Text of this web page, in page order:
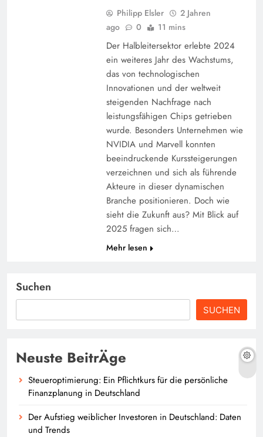
Philipp Elsler
2 Jahren
ago
0 11 mins
Der Halbleitersektor erlebte 2024
ein weiteres Jahr des Wachstums,
das von technologischen
Innovationen und der weltweit
steigenden Nachfrage nach
leistungsfähigen Chips getrieben
wurde. Besonders Unternehmen wie
NVIDIA und Marvell konnten
beeindruckende Kurssteigerungen
verzeichnen und sich als führende
Akteure in dieser dynamischen
Branche positionieren. Doch wie
sieht die Zukunft aus? Mit Blick auf
2025 fragen sich…
Mehr lesen
Suchen
SUCHEN
Neuste BeitrÄge
Steueroptimierung: Ein Pflichtkurs für die persönliche
Finanzplanung in Deutschland
Der Aufstieg weiblicher Investoren in Deutschland: Daten
und Trends